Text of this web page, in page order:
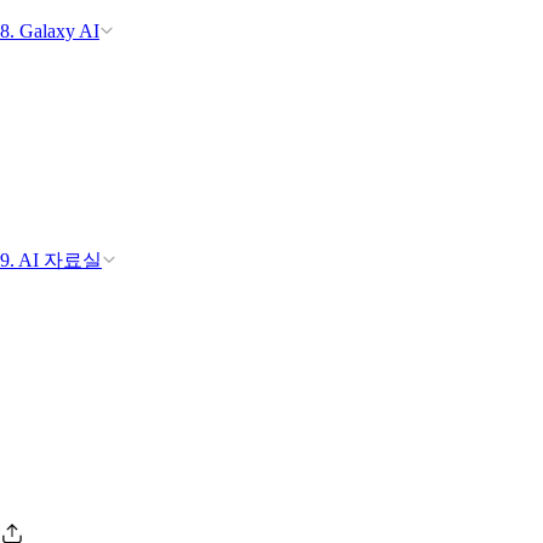
8. Galaxy AI
9. AI 자료실